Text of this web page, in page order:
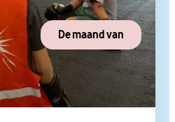
De maand van